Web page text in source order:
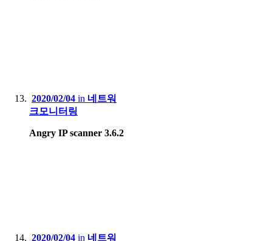
2020/02/04 in 네트워
크모니터링
Angry IP scanner 3.6.2
2020/02/04 in 네트워